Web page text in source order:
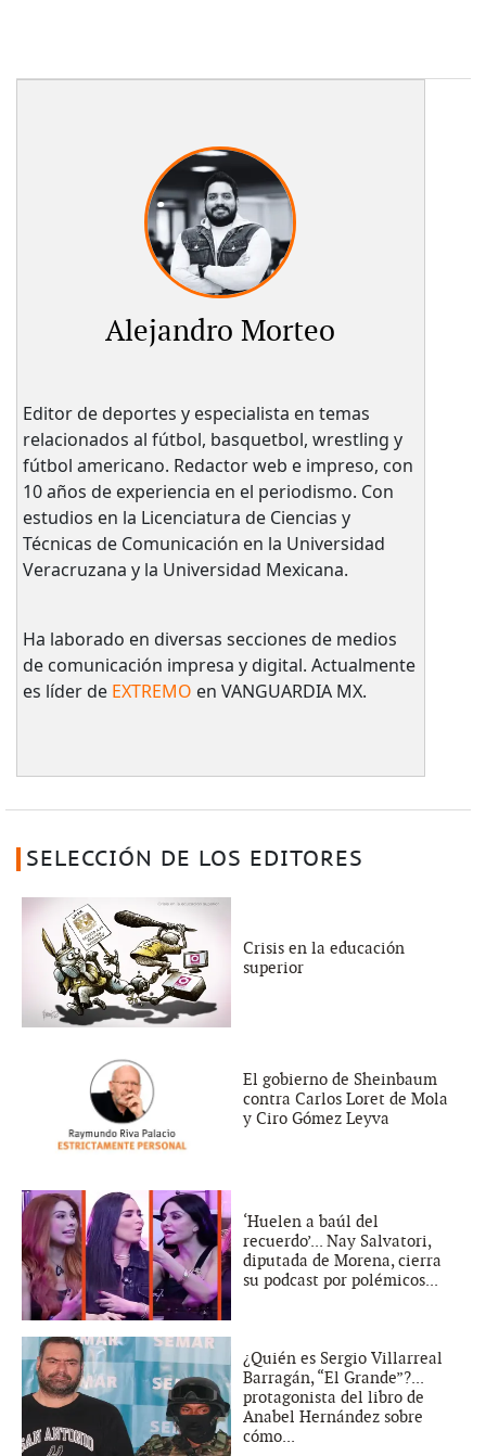
Alejandro Morteo
Editor de deportes y especialista en temas
relacionados al fútbol, basquetbol, wrestling y
fútbol americano. Redactor web e impreso, con
10 años de experiencia en el periodismo. Con
estudios en la Licenciatura de Ciencias y
Técnicas de Comunicación en la Universidad
Veracruzana y la Universidad Mexicana.
Ha laborado en diversas secciones de medios
de comunicación impresa y digital. Actualmente
es líder de EXTREMO en VANGUARDIA MX.
SELECCIÓN DE LOS EDITORES
Crisis en la educación
superior
El gobierno de Sheinbaum
contra Carlos Loret de Mola
y Ciro Gómez Leyva
‘Huelen a baúl del
recuerdo’... Nay Salvatori,
diputada de Morena, cierra
su podcast por polémicos...
¿Quién es Sergio Villarreal
Barragán, “El Grande”?...
protagonista del libro de
Anabel Hernández sobre
cómo...